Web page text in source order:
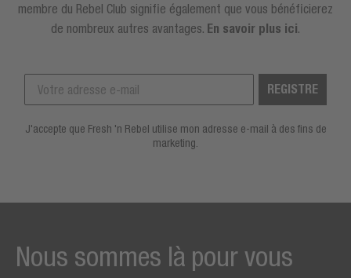
membre du Rebel Club signifie également que vous bénéficierez
de nombreux autres avantages. En savoir plus ici.
REGISTRE
J'accepte que Fresh 'n Rebel utilise mon adresse e-mail à des fins de
marketing.
Nous sommes là pour vous